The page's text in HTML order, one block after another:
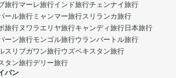
旅行マーレ旅行インド旅行チェンナイ旅行
ール旅行 ミャンマー旅行スリランカ旅行
旅行ヌワラエリヤ旅行キャンディ旅行日本旅行
ーン旅行モンゴル旅行ウランバートル旅行
スリブガワン旅行ウズベキスタン旅行
タン旅行デリー旅行
パン